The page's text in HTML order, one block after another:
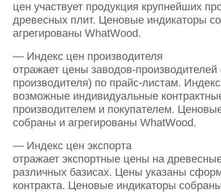
цен участвует продукция крупнейших
древесных плит. Ценовые индикаторы
агрегированы WhatWood.
— Индекс цен производителя
отражает цены заводов-производителей
производителя) по прайс-листам.
возможные индивидуальные
производителем и покупателем.
собраны и агрегированы WhatWood.
— Индекс цен экспорта
отражает экспортные цены на
различных базисах. Цены указаны
контракта. Ценовые индикаторы